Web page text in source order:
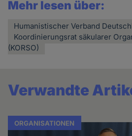
Mehr lesen über:
Humanistischer Verband
Koordinierungsrat säkularer
(KORSO)
Verwandte
ORGANISATIONEN